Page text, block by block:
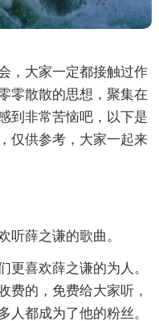
，大家一定都接触过作
零散散的思想，聚集在
到非常苦恼吧，以下是
仅供参考，大家一起来
听薛之谦的歌曲。
更喜欢薛之谦的为人。
费的，免费给大家听，
人都成为了他的粉丝。